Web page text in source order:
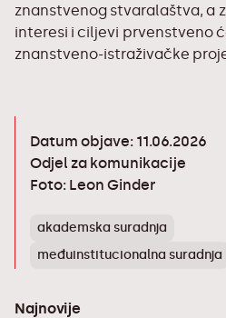
znanstvenog stvaralaštva, a
interesi i ciljevi prvenstveno
znanstveno-istraživačke
Datum objave: 11.06.2026
Odjel za komunikacije
Foto: Leon Ginder
akademska suradnja
međuinstitucionalna suradnja
Najnovije